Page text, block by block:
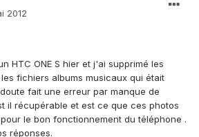
2012
HTC ONE S hier et j'ai supprimé les
fichiers albums musicaux qui était
fait une erreur par manque de
il récupérable et est ce que ces photos
le bon fonctionnement du téléphone .
réponses.